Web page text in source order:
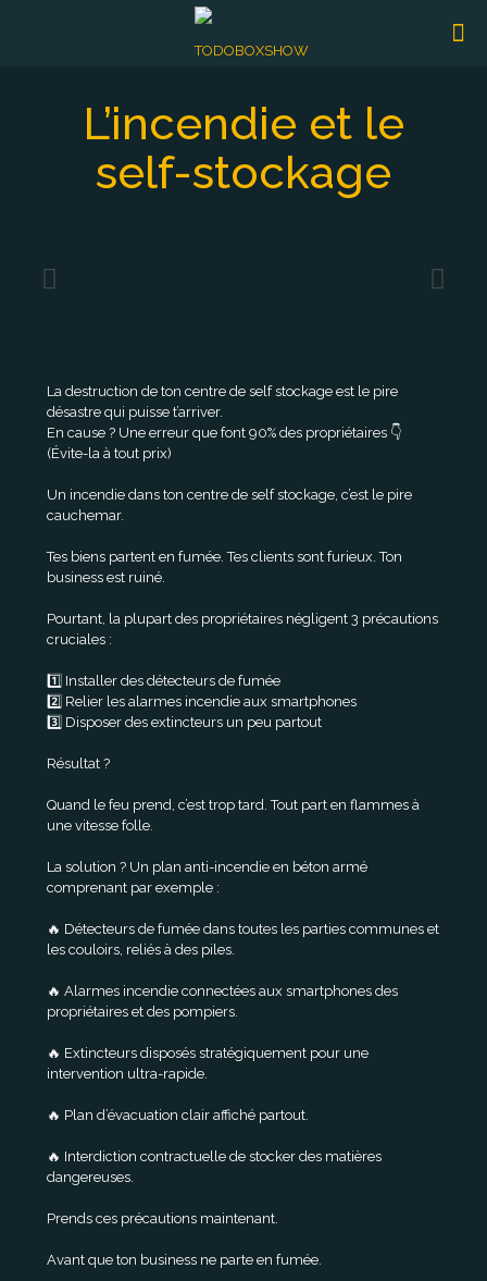
L’incendie et le
self-stockage
La destruction de ton centre de self stockage est le pire
désastre qui puisse t’arriver.
En cause ? Une erreur que font 90% des propriétaires 👇
(Évite-la à tout prix)
Un incendie dans ton centre de self stockage, c’est le pire
cauchemar.
Tes biens partent en fumée. Tes clients sont furieux. Ton
business est ruiné.
Pourtant, la plupart des propriétaires négligent 3 précautions
cruciales :
1️⃣ Installer des détecteurs de fumée
2️⃣ Relier les alarmes incendie aux smartphones
3️⃣ Disposer des extincteurs un peu partout
Résultat ?
Quand le feu prend, c’est trop tard. Tout part en flammes à
une vitesse folle.
La solution ? Un plan anti-incendie en béton armé
comprenant par exemple :
🔥 Détecteurs de fumée dans toutes les parties communes et
les couloirs, reliés à des piles.
🔥 Alarmes incendie connectées aux smartphones des
propriétaires et des pompiers.
🔥 Extincteurs disposés stratégiquement pour une
intervention ultra-rapide.
🔥 Plan d’évacuation clair affiché partout.
🔥 Interdiction contractuelle de stocker des matières
dangereuses.
Prends ces précautions maintenant.
Avant que ton business ne parte en fumée.